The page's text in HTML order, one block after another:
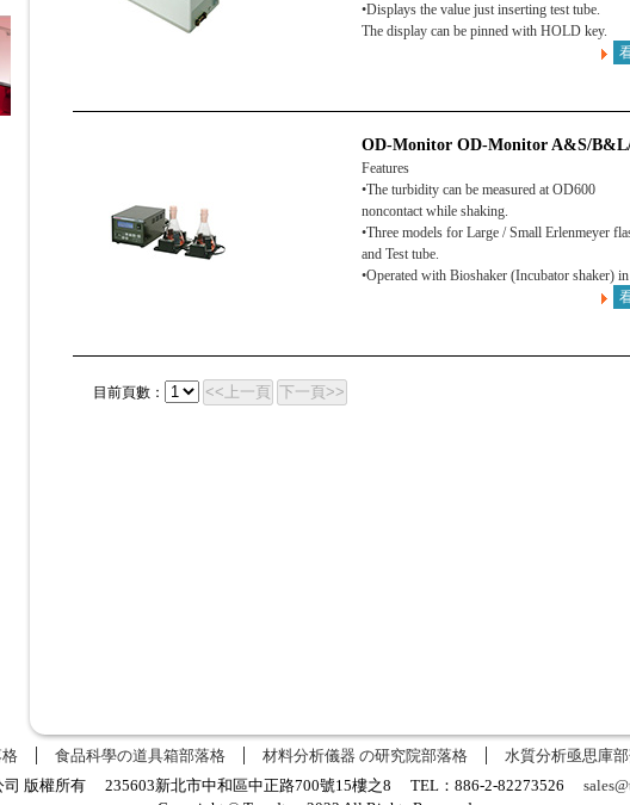
•Displays the value just inserting test tube.
The display can be pinned with HOLD key.
OD-Monitor OD-Monitor A&S/
Features
•The turbidity can be measured at OD600
noncontact while shaking.
•Three models for Large / Small Erlenmeyer
and Test tube.
•Operated with Bioshaker (Incubator shaker)
目前頁數： <<上一頁 下一頁>>
食品科學の道具箱部落格 材料分析儀器 の研究院部落格 水質分析亟思庫
司 版權所有 235603新北市中和區中正路700號15樓之8 TEL：886-2-82273526